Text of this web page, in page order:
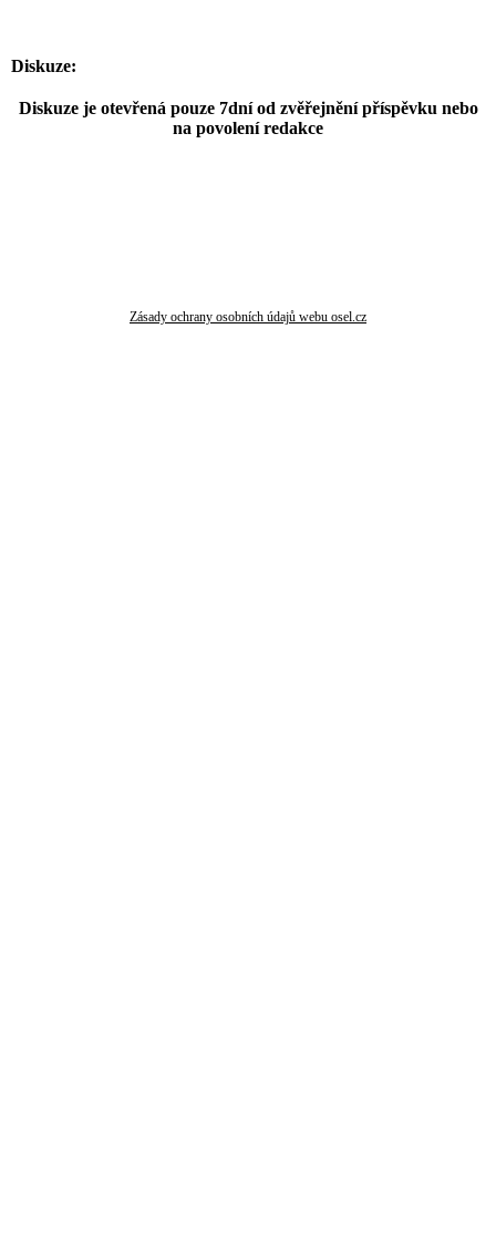
Diskuze:
Diskuze je otevřená pouze 7dní od zvěřejnění příspěvku nebo
na povolení redakce
Zásady ochrany osobních údajů webu osel.cz